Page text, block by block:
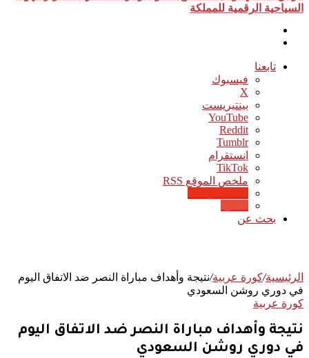
السياحية الرقمية للمملكة
تابعنا
فيسبوك
‫X
بينتيريست
‫YouTube
انستقرام
‫TikTok
ملخص الموقع RSS
بحث عن
الرئيسية/كورة عربية/نتيجة وأهداف مباراة النصر ضد الاتفاق اليوم
في دوري روشن السعودي
كورة عربية
نتيجة وأهداف مباراة النصر ضد الاتفاق اليوم
في دوري روشن السعودي